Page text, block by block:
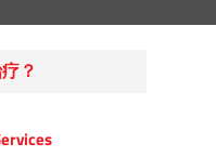
？
肿块、疣或其